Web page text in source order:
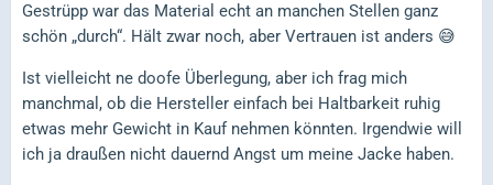
Gestrüpp war das Material echt an manchen Stellen ganz
schön „durch“. Hält zwar noch, aber Vertrauen ist anders 😅
Ist vielleicht ne doofe Überlegung, aber ich frag mich
manchmal, ob die Hersteller einfach bei Haltbarkeit ruhig
etwas mehr Gewicht in Kauf nehmen könnten. Irgendwie will
ich ja draußen nicht dauernd Angst um meine Jacke haben.